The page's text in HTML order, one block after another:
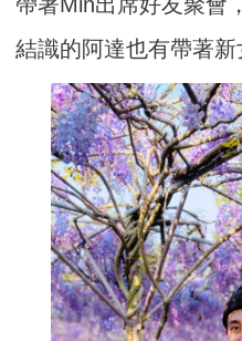
結識的阿達也有帶著新